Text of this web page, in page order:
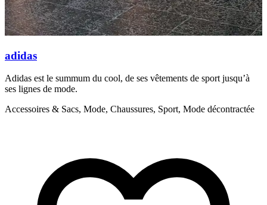
adidas
Adidas est le summum du cool, de ses vêtements de sport jusqu’à
ses lignes de mode.
Accessoires & Sacs, Mode, Chaussures, Sport, Mode décontractée